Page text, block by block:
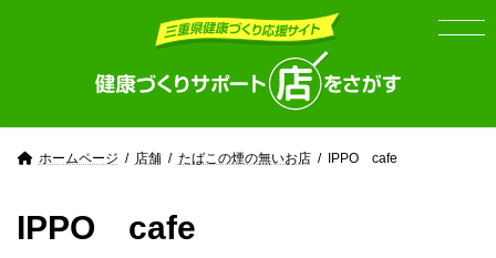
ホームページ 店舗 たばこの煙の無いお店 IPPO cafe
IPPO cafe